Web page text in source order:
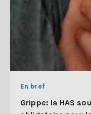
En bref
Grippe: la HAS